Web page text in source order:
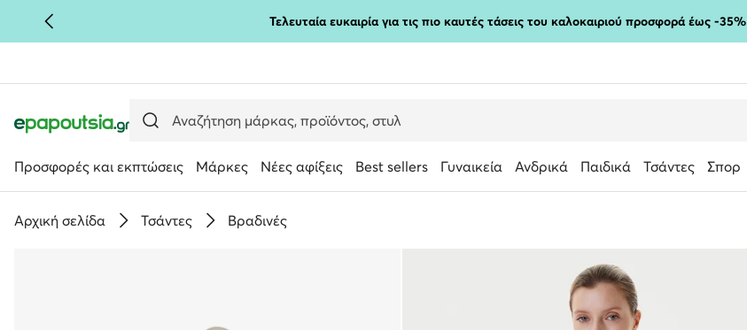
ΜΕΤΆΒΑΣΗ ΣΤΟ ΚΎΡΙΟ ΠΕΡΙΕΧΌΜΕΝΟΤελευταία ευκαιρία για τις πιο καυτές τάσεις του καλοκαιριού προσφορά έως -35%
Προσφορές και εκπτώσεις Μάρκες Νέες αφίξεις Best sellers Γυναικεία Ανδρικά Παιδικά Τσάντες Σπορ
Αρχική σελίδα Τσάντες Βραδινές